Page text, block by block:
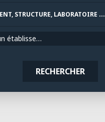
STRUCTURE, LABORATOIRE ...
Chercher un établissement
RECHERCHER